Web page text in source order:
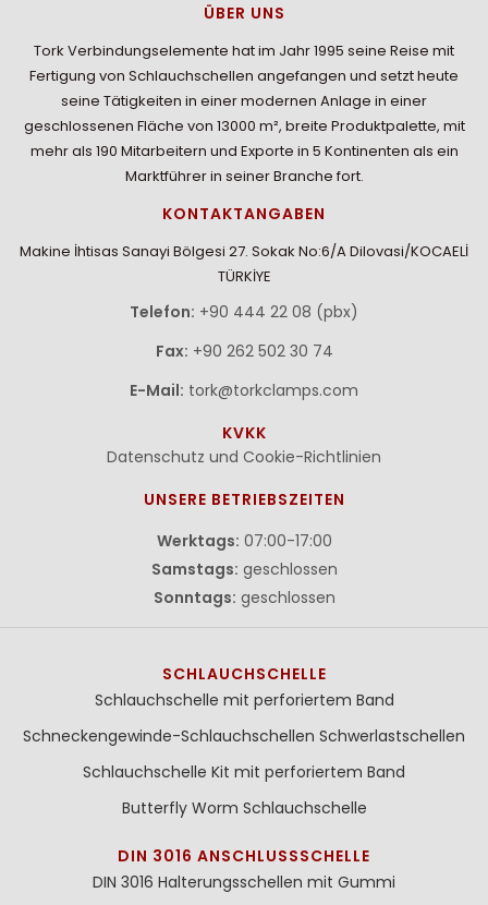
ÜBER UNS
Tork Verbindungselemente hat im Jahr 1995 seine Reise mit
Fertigung von Schlauchschellen angefangen und setzt heute
seine Tätigkeiten in einer modernen Anlage in einer
geschlossenen Fläche von 13000 m², breite Produktpalette, mit
mehr als 190 Mitarbeitern und Exporte in 5 Kontinenten als ein
Marktführer in seiner Branche fort.
KONTAKTANGABEN
Makine İhtisas Sanayi Bölgesi 27. Sokak No:6/A Dilovasi/KOCAELİ
TÜRKİYE
Telefon: +90 444 22 08 (pbx)
Fax: +90 262 502 30 74
E-Mail: tork@torkclamps.com
KVKK
Datenschutz und Cookie-Richtlinien
UNSERE BETRIEBSZEITEN
Werktags: 07:00-17:00
Samstags: geschlossen
Sonntags: geschlossen
SCHLAUCHSCHELLE
Schlauchschelle mit perforiertem Band
Schneckengewinde-Schlauchschellen Schwerlastschellen
Schlauchschelle Kit mit perforiertem Band
Butterfly Worm Schlauchschelle
DIN 3016 ANSCHLUSSSCHELLE
DIN 3016 Halterungsschellen mit Gummi